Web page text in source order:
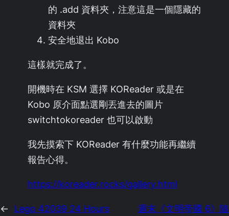
的 .add 資料夾，注意這是一個隱藏的
資料夾
安全地退出 Kobo
這樣就完成了。
開機時在 KSM 選擇 KOReader 或是在
Kobo 原介面點選剛丟進去的圖片
switchtokoreader 也可以啟動
我先摸索下 KOReader 有什麼功能再繼續
報告心得。
https://koreader.rocks/gallery.html
←
Lego 42039 24 Hours
週末《文明帝國 6》隨